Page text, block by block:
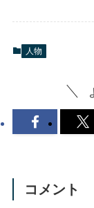
人物
コメント